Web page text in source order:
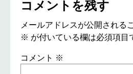
コメントを残す
メールアドレスが公開される
※ が付いている欄は必須項目
コメント ※